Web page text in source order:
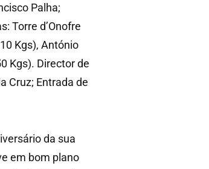
Palha;
Torre d’Onofre
Kgs), António
Kgs). Director de
Cruz; Entrada de
da sua
em bom plano